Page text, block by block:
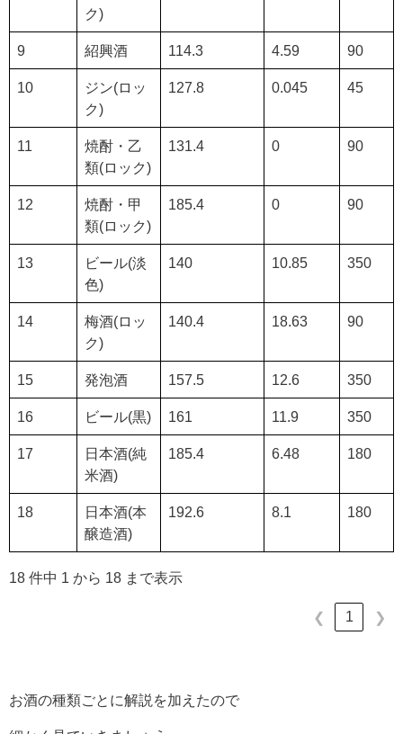
ク)
9 紹興酒 114.3 4.59 90
10
ジン(ロッ
ク)
127.8 0.045 45
11
焼酎・乙
類(ロック)
131.4 0 90
12
焼酎・甲
類(ロック)
185.4 0 90
13
ビール(淡
色)
140 10.85 350
14
梅酒(ロッ
ク)
140.4 18.63 90
15 発泡酒 157.5 12.6 350
16 ビール(黒) 161 11.9 350
17
日本酒(純
米酒)
185.4 6.48 180
18
日本酒(本
醸造酒)
192.6 8.1 180
18 件中 1 から 18 まで表示
❮ 1 ❯
お酒の種類ごとに解説を加えたので